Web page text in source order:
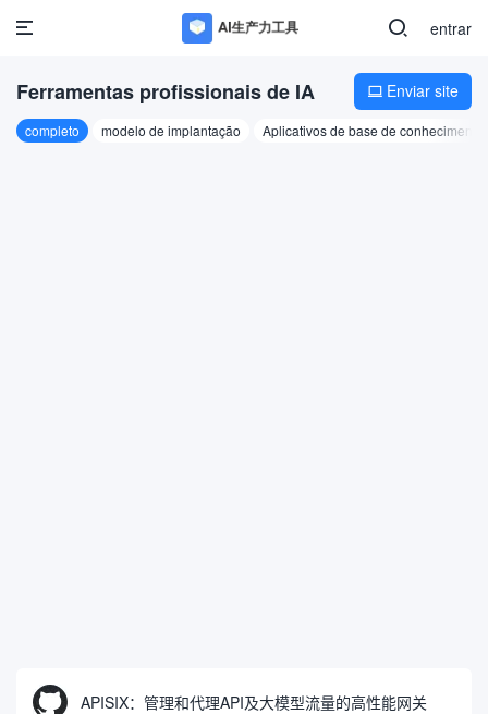
entrar
Ferramentas profissionais de IA
completo modelo de implantação Aplicativos de base de conhecimento
 Enviar site
APISIX：管理和代理API及大模型流量的高性能网关